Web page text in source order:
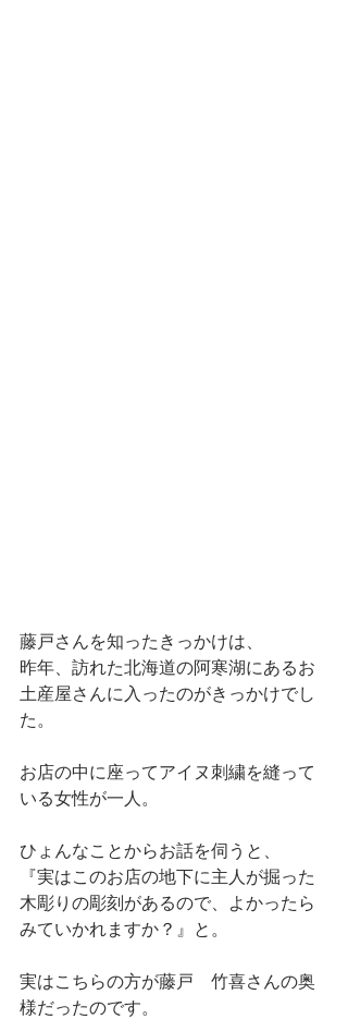
藤戸さんを知ったきっかけは、
昨年、訪れた北海道の阿寒湖にあるお
土産屋さんに入ったのがきっかけでし
た。
お店の中に座ってアイヌ刺繍を縫って
いる女性が一人。
ひょんなことからお話を伺うと、
『実はこのお店の地下に主人が掘った
木彫りの彫刻があるので、よかったら
みていかれますか？』と。
実はこちらの方が藤戸　竹喜さんの奥
様だったのです。